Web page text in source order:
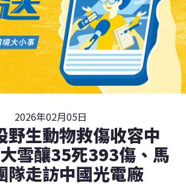
2026年02月05日
野生動物救傷收容中
雪釀35死393傷、馬
隊走訪中國光電廠